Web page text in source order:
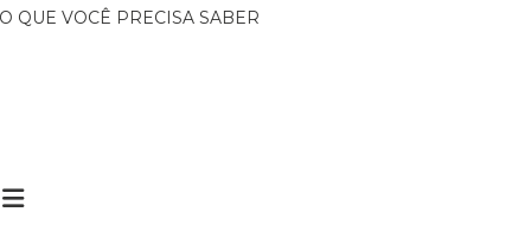
QUE VOCÊ PRECISA SABER